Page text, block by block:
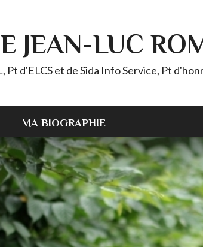
JEAN-LUC
d'ELCS et de Sida Info Service, Pt
MA BIOGRAPHIE